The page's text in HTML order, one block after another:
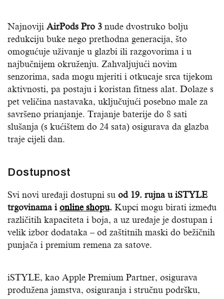
Najnoviji AirPods Pro 3 nude dvostruko bolju
redukciju buke nego prethodna generacija, što
omogućuje uživanje u glazbi ili razgovorima i u
najbučnijem okruženju. Zahvaljujući novim
senzorima, sada mogu mjeriti i otkucaje srca tijekom
aktivnosti, pa postaju i koristan fitness alat. Dolaze s
pet veličina nastavaka, uključujući posebno male za
savršeno prianjanje. Trajanje baterije do 8 sati
slušanja (s kućištem do 24 sata) osigurava da glazba
traje cijeli dan.
Dostupnost
Svi novi uređaji dostupni su od 19. rujna u iSTYLE
trgovinama i online shopu. Kupci mogu birati između
različitih kapaciteta i boja, a uz uređaje je dostupan i
velik izbor dodataka – od zaštitnih maski do bežičnih
punjača i premium remena za satove.
iSTYLE, kao Apple Premium Partner, osigurava
produžena jamstva, osiguranja i stručnu podršku,